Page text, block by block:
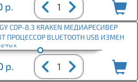
р.
CDP-8.3 KRAKEN МЕДИАРЕСИВЕР
ПРОЦЕССОР BLUETOOTH USB ИЗМЕН
р.